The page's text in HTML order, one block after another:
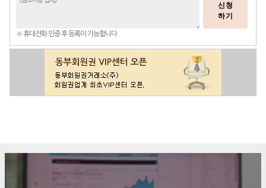
신청
하기
※ 휴대전화 인증 후 등록이 가능합니다.
구매문의 상담신청